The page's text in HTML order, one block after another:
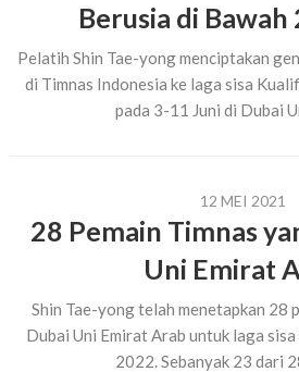
Berusia di Bawah
Pelatih Shin Tae-yong menciptakan
di Timnas Indonesia ke laga sisa
pada 3-11 Juni di Dubai
12 MEI 2021
28 Pemain Timnas
Uni Emirat
Shin Tae-yong telah menetapkan 28
Dubai Uni Emirat Arab untuk laga
2022. Sebanyak 23 dari